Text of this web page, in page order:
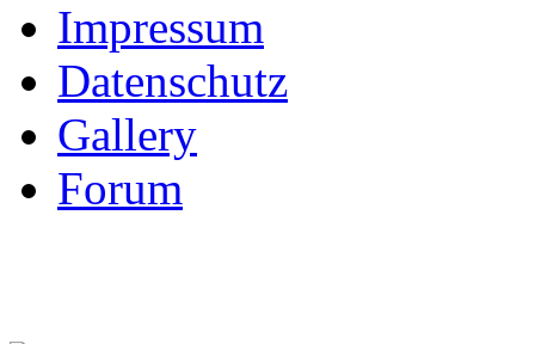
Impressum
Datenschutz
Gallery
Forum